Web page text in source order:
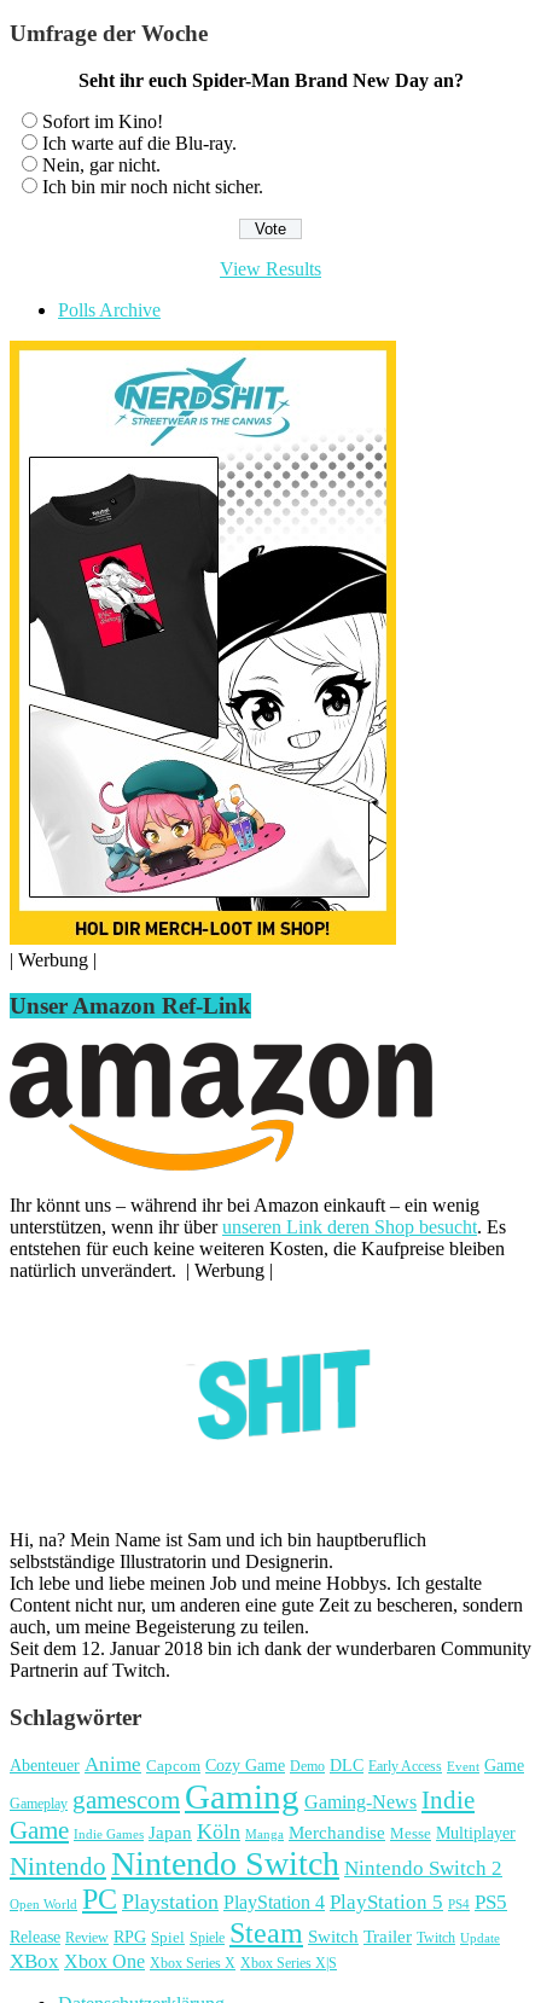
Umfrage der Woche
Seht ihr euch Spider-Man Brand New Day an?
Sofort im Kino!
Ich warte auf die Blu-ray.
Nein, gar nicht.
Ich bin mir noch nicht sicher.
View Results
Polls Archive
| Werbung |
Unser Amazon Ref-Link
Ihr könnt uns – während ihr bei Amazon einkauft – ein wenig
unterstützen, wenn ihr überunseren Link deren Shop besucht. Es
entstehen für euch keine weiteren Kosten, die Kaufpreise bleiben
natürlich unverändert. | Werbung |
Hi, na? Mein Name ist Sam und ich bin hauptberuflich
selbstständige Illustratorin und Designerin.
Ich lebe und liebe meinen Job und meine Hobbys. Ich gestalte
Content nicht nur, um anderen eine gute Zeit zu bescheren, sondern
auch, um meine Begeisterung zu teilen.
Seit dem 12. Januar 2018 bin ich dank der wunderbaren Community
Partnerin auf Twitch.
Schlagwörter
Abenteuer Anime Capcom Cozy Game Demo DLC Early Access Event Game
Gameplay gamescom Gaming Gaming-News Indie
Game Indie Games Japan Köln Manga Merchandise Messe Multiplayer
Nintendo Nintendo Switch Nintendo Switch 2
Open World PC Playstation PlayStation 4 PlayStation 5 PS4 PS5
Release Review RPG Spiel Spiele Steam Switch Trailer Twitch Update
XBox Xbox One Xbox Series X Xbox Series X|S